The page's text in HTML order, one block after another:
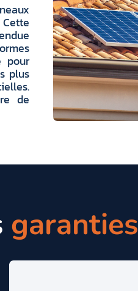
pour
plus
de
garanties